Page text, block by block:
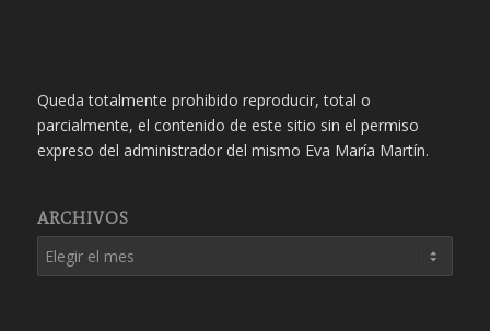
Queda totalmente prohibido reproducir, total o
parcialmente, el contenido de este sitio sin el permiso
expreso del administrador del mismo Eva María Martín.
ARCHIVOS